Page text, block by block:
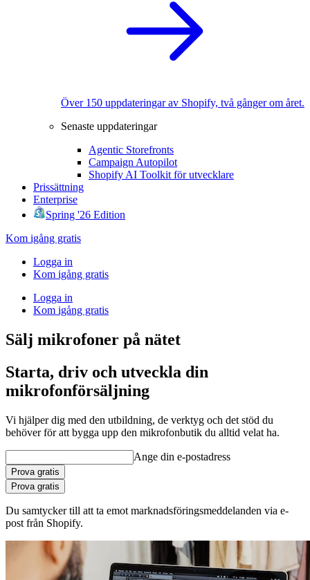
Över 150 uppdateringar av Shopify, två gånger om året.
Senaste uppdateringar
Agentic Storefronts
Campaign Autopilot
Shopify AI Toolkit för utvecklare
Prissättning
Enterprise
Spring '26 Edition
Kom igång gratis
Logga in
Kom igång gratis
Logga in
Kom igång gratis
Sälj mikrofoner på nätet
Starta, driv och utveckla din
mikrofonförsäljning
Vi hjälper dig med den utbildning, de verktyg och det stöd du
behöver för att bygga upp den mikrofonbutik du alltid velat ha.
Ange din e-postadress
Prova gratis
Prova gratis
Du samtycker till att ta emot marknadsföringsmeddelanden via e-
post från Shopify.